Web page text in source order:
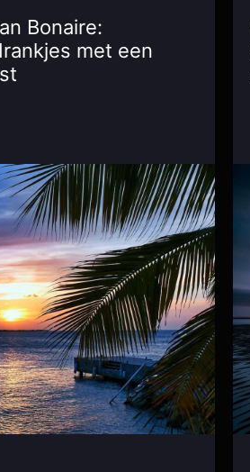
Bonaire:
met een